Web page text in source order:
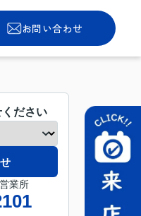
お問い合わせ
ださい
業所